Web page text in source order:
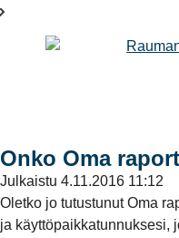
Onko Oma
Julkaistu 4.11.2016 11:12
Oletko jo tutustunut Oma
ja käyttöpaikkatunnuksesi,